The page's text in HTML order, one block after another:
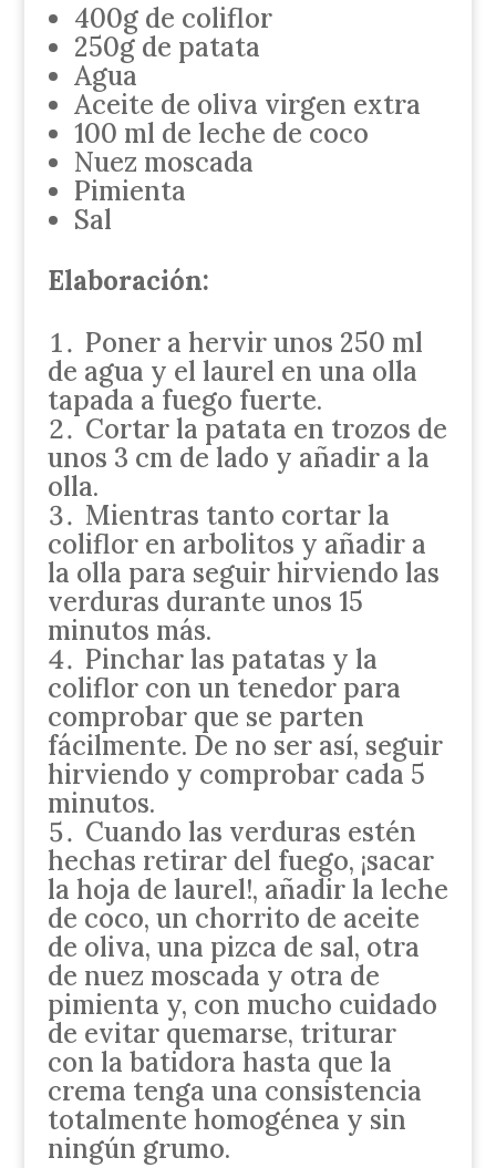
400g de coliflor
250g de patata
Agua
Aceite de oliva virgen extra
100 ml de leche de coco
Nuez moscada
Pimienta
Sal
Elaboración:
Poner a hervir unos 250 ml
de agua y el laurel en una olla
tapada a fuego fuerte.
Cortar la patata en trozos de
unos 3 cm de lado y añadir a la
olla.
Mientras tanto cortar la
coliflor en arbolitos y añadir a
la olla para seguir hirviendo las
verduras durante unos 15
minutos más.
Pinchar las patatas y la
coliflor con un tenedor para
comprobar que se parten
fácilmente. De no ser así, seguir
hirviendo y comprobar cada 5
minutos.
Cuando las verduras estén
hechas retirar del fuego, ¡sacar
la hoja de laurel!, añadir la leche
de coco, un chorrito de aceite
de oliva, una pizca de sal, otra
de nuez moscada y otra de
pimienta y, con mucho cuidado
de evitar quemarse, triturar
con la batidora hasta que la
crema tenga una consistencia
totalmente homogénea y sin
ningún grumo.